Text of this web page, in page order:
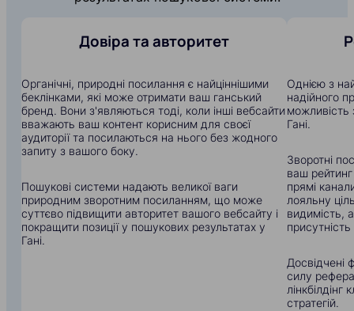
Довіра та авторитет
Органічні, природні посилання є найціннішими
беклінками, які може отримати ваш ганський
бренд. Вони з'являються тоді, коли інші вебсайти
вважають ваш контент корисним для своєї
аудиторії та посилаються на нього без жодного
запиту з вашого боку.
Пошукові системи надають великої ваги
природним зворотним посиланням, що може
суттєво підвищити авторитет вашого вебсайту і
покращити позиції у пошукових результатах у
Гані.
Однією з
надійного
можливість
Гані.
Зворотні
ваш
прямі
лояльну
видимість,
Досвідчені
силу
стратегій.